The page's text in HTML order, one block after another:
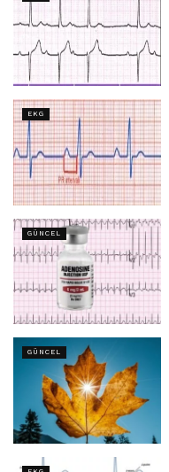
EKG
GÜNCEL
GÜNCEL